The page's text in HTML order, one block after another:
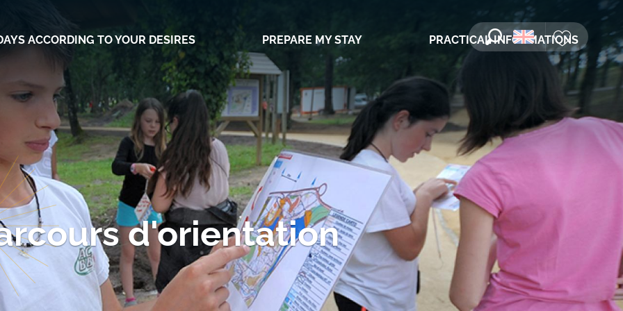
Voir les
Search
ACCORDING TO YOUR DESIRES PREPARE MY STAY PRACTICAL INFORMATIONS
d'orientation